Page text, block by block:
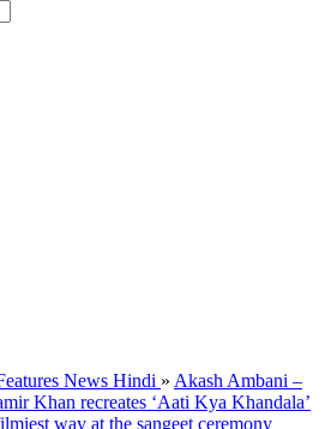
News Hindi » Akash Ambani –
Khan recreates ‘Aati Kya Khandala’
way at the sangeet ceremony